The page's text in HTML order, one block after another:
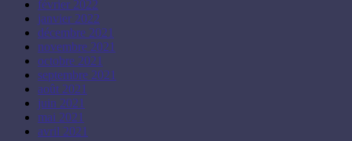
février 2022
janvier 2022
décembre 2021
novembre 2021
octobre 2021
septembre 2021
août 2021
juin 2021
mai 2021
avril 2021